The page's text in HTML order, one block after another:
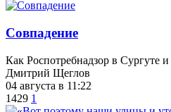
​Совпадение
Как Роспотребнадзор в Сургуте
Дмитрий Щеглов
04 августа в 11:22
1429 1